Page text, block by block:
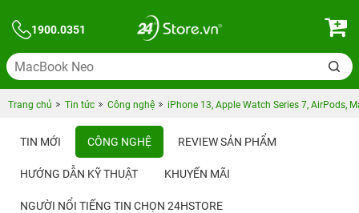
1900.0351
Trang chủ Tin tức Công nghệ iPhone 13, Apple Watch Series 7, AirPods,
TIN MỚI CÔNG NGHỆ REVIEW SẢN PHẨM
HƯỚNG DẪN KỸ THUẬT KHUYẾN MÃI
NGƯỜI NỔI TIẾNG TIN CHỌN 24HSTORE